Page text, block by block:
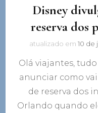
Disney
reserva dos
atualizado em 10 de
Olá viajantes,
anunciar como
de reserva dos
Orlando quando